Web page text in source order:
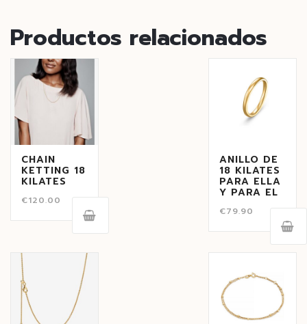
Productos relacionados
CHAIN
KETTING 18
KILATES
€120.00
ANILLO DE
18 KILATES
PARA ELLA
Y PARA EL
€79.90